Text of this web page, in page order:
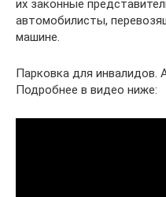
их законные
автомобилисты,
машине.
Парковка для инвалидов.
Подробнее в видео ниже: